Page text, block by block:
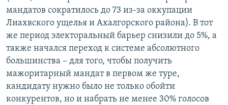
мандатов сократилось до 73 из-за оккупации
Лиахвского ущелья и Ахалгорского района). В тот
же период электоральный барьер снизили до 5%, а
также начался переход к системе абсолютного
большинства – для того, чтобы получить
мажоритарный мандат в первом же туре,
кандидату нужно было не только обойти
конкурентов, но и набрать не менее 30% голосов